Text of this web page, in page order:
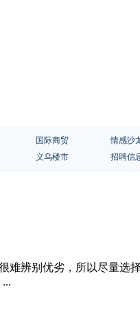
国际商贸 情感沙
义乌楼市 招聘信
难辨别优劣，所以尽量选